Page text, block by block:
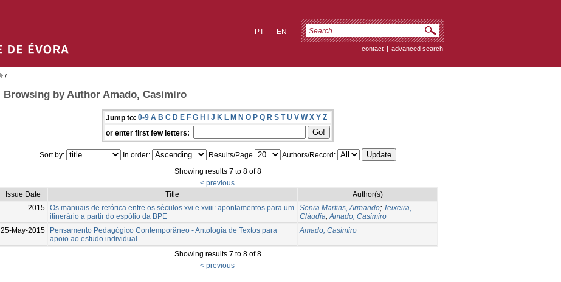
EN
PT
contact | advanced search
/
Browsing by Author Amado, Casimiro
Jump to: 0-9 A B C D E F G H I J K L M N O P Q R S T U V W X Y Z
or enter first few letters:
Sort by: In order: Results/Page
Authors/Record:
Showing results 7 to 8 of 8
< previous
Issue Date
Title
Author(s)
2015 Os manuais de retórica entre os séculos xvi e xviii: apontamentos para um
itinerário a partir do espólio da BPE
Senra Martins, Armando; Teixeira,
Cláudia;Amado, Casimiro
25-May-2015
Pensamento Pedagógico Contemporâneo - Antologia de Textos para
apoio ao estudo individual
Amado, Casimiro
Showing results 7 to 8 of 8
< previous